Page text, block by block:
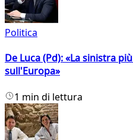
Politica
De Luca (Pd): «La sinistra
sull'Europa»
1 min di lettura